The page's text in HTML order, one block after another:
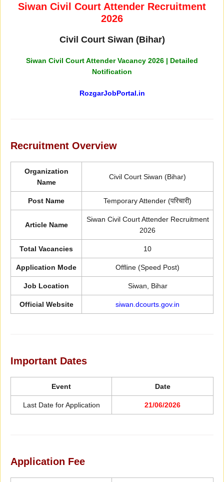
Siwan Civil Court Attender Recruitment
2026
Civil Court Siwan (Bihar)
Siwan Civil Court Attender Vacancy 2026 | Detailed
Notification
RozgarJobPortal.in
Recruitment Overview
Organization
Name
Civil Court Siwan (Bihar)
Post Name Temporary Attender (परिचारी)
Article Name
Siwan Civil Court Attender Recruitment
2026
Total Vacancies 10
Application Mode Offline (Speed Post)
Job Location Siwan, Bihar
Official Website siwan.dcourts.gov.in
Important Dates
Event Date
Last Date for Application 21/06/2026
Application Fee